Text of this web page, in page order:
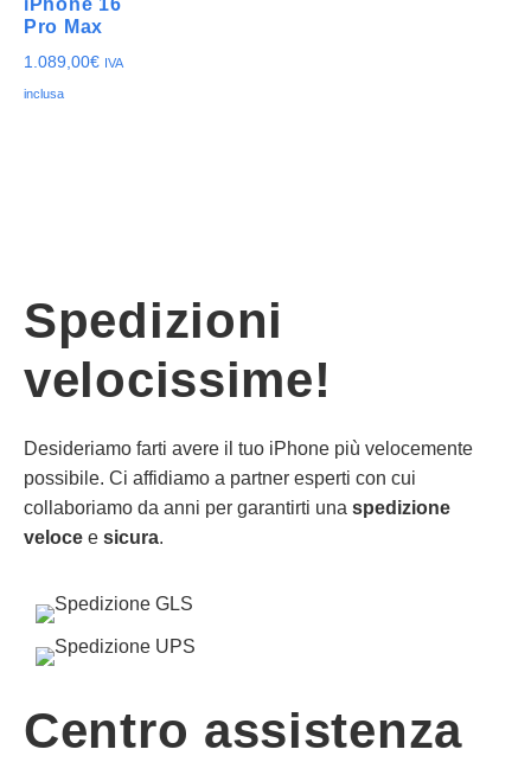
iPhone 16
Pro Max
1.089,00€ IVA
inclusa
Spedizioni
velocissime!
Desideriamo farti avere il tuo iPhone più velocemente
possibile. Ci affidiamo a partner esperti con cui
collaboriamo da anni per garantirti una spedizione
veloce e sicura.
Centro assistenza